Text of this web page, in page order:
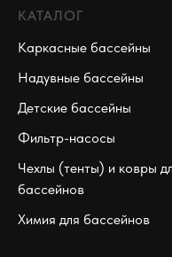
КАТАЛОГ
Каркасные бассейны
Надувные бассейны
Детские бассейны
Фильтр-насосы
Чехлы (тенты) и ковры
бассейнов
Химия для бассейнов